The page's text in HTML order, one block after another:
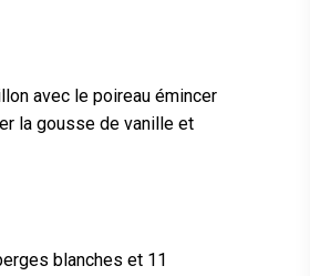
avec le poireau émincer
la gousse de vanille et
blanches et 11